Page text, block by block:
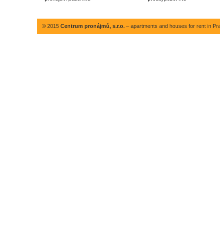
© 2015 Centrum pronájmů, s.r.o.– apartments and houses for rent in